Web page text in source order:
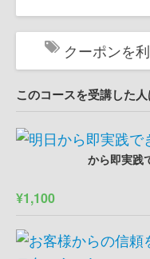
クーポンを
このコースを受講した
から即実践
¥1,100